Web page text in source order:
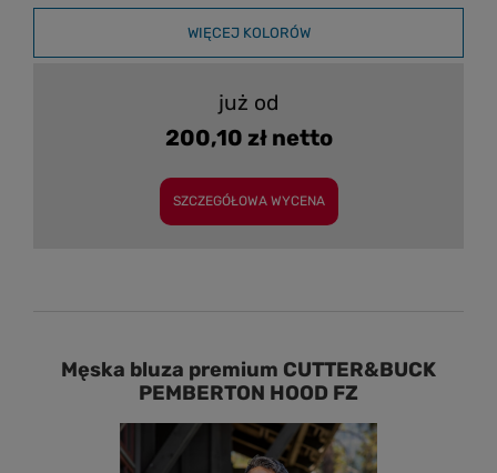
WIĘCEJ KOLORÓW
już od
200,10 zł netto
SZCZEGÓŁOWA WYCENA
Męska bluza premium CUTTER&BUCK
PEMBERTON HOOD FZ